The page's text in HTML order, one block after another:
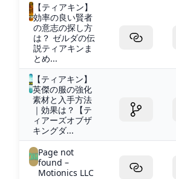
【ティアキン】
効率の良い賢者
の意志の探し方
は？ ゼルダの伝
説ティアキンま
とめ...
【ティアキン】
英傑の服の強化
素材と入手方法
｜効果は？【テ
ィアーズオブザ
キングダ...
Page not
found –
Motionics LLC